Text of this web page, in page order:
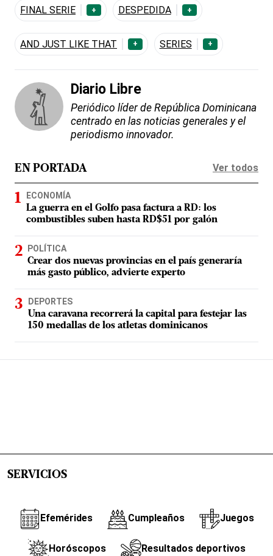
FINAL SERIE + DESPEDIDA +
AND JUST LIKE THAT + SERIES +
Diario Libre
Periódico líder de República Dominicana
centrado en las noticias generales y el
periodismo innovador.
EN PORTADA Ver todos
ECONOMÍA
La guerra en el Golfo pasa factura a RD: los
combustibles suben hasta RD$51 por galón
POLÍTICA
Crear dos nuevas provincias en el país generaría
más gasto público, advierte experto
DEPORTES
Una caravana recorrerá la capital para festejar las
150 medallas de los atletas dominicanos
SERVICIOS
Efemérides Cumpleaños Juegos
Horóscopos Resultados deportivos